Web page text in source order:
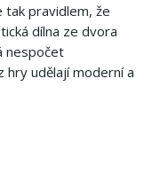
tak pravidlem, že
dílna ze dvora
nespočet
hry udělají moderní a